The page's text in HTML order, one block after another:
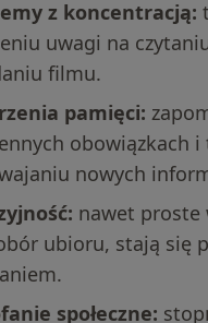
z koncentracją:
uwagi na
filmu.
pamięci:
obowiązkach
nowych
nawet proste
ubioru, stają się
społeczne: